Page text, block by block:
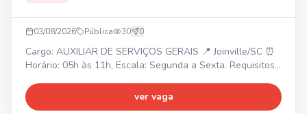
03/08/2026 Pública 30 0
Cargo: AUXILIAR DE SERVIÇOS GERAIS 📍 Joinville/SC ⏰
Horário: 05h às 11h, Escala: Segunda a Sexta. Requisitos:
• Movimentar equipamentos de limpeza. • Outras
atividades relacionadas à função. Cadastre-se também
ver vaga